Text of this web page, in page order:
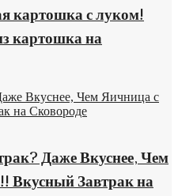
картошка с луком!
картошка на
Вкуснее, Чем Яичница с
на Сковороде
Даже Вкуснее, Чем
Вкусный Завтрак на